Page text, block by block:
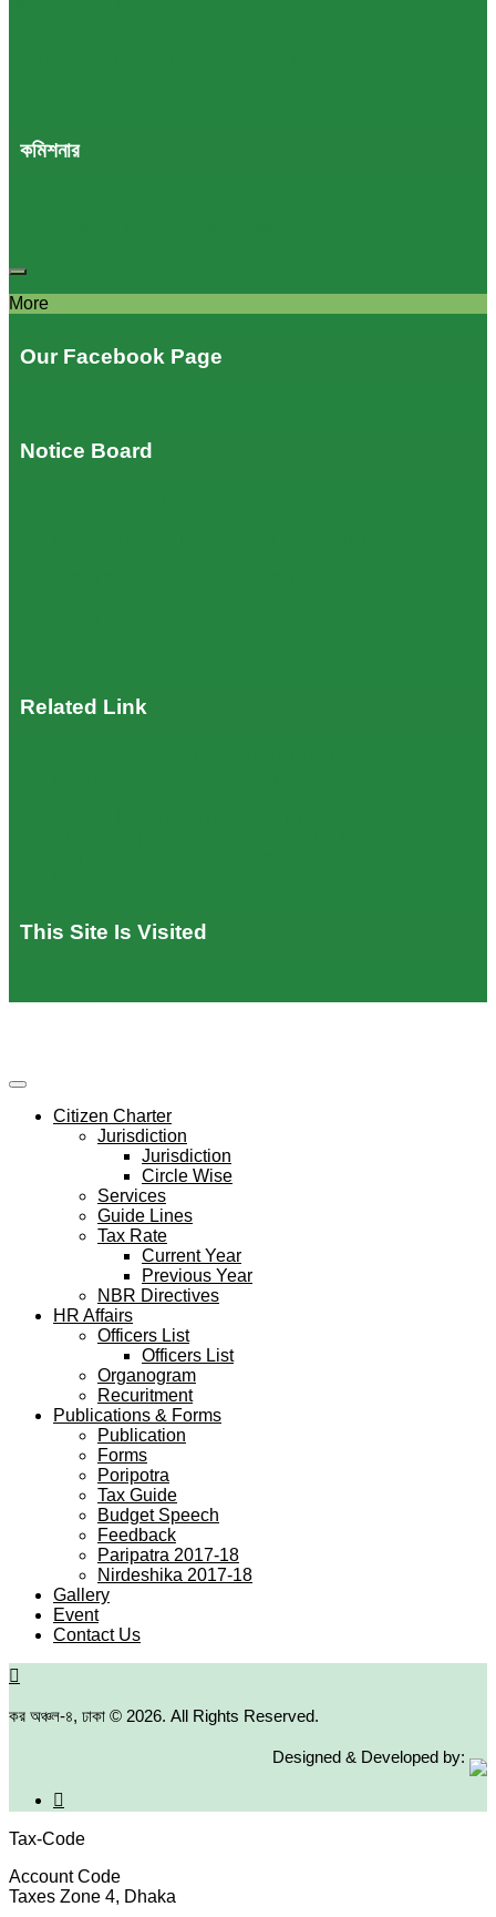
কমিশনার
More
Our Facebook Page
Notice Board
Related Link
This Site Is Visited
Citizen Charter
Jurisdiction
Jurisdiction
Circle Wise
Services
Guide Lines
Tax Rate
Current Year
Previous Year
NBR Directives
HR Affairs
Officers List
Officers List
Organogram
Recuritment
Publications & Forms
Publication
Forms
Poripotra
Tax Guide
Budget Speech
Feedback
Paripatra 2017-18
Nirdeshika 2017-18
Gallery
Event
Contact Us
কর অঞ্চল-৪, ঢাকা © 2026. All Rights Reserved.
Designed & Developed by:
Tax-Code
Account Code
Taxes Zone 4, Dhaka